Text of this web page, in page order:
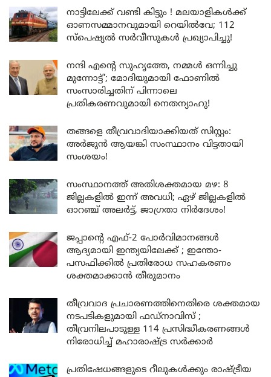
നാട്ടിലേക്ക് വണ്ടി കിട്ടും ! മലയാളികൾക്ക്
ഓണസമ്മാനവുമായി റെയിൽവേ; 112
സ്പെഷ്യൽ സർവീസുകൾ പ്രഖ്യാപിച്ചു!
നന്ദി എൻ്റെ സുഹൃത്തേ, നമ്മൾ ഒന്നിച്ചു
മുന്നോട്ട്’; മോദിയുമായി ഫോണിൽ
സംസാരിച്ചതിന് പിന്നാലെ
പ്രതികരണവുമായി നെതന്യാഹു!
തങ്ങളെ തീവ്രവാദിയാക്കിയത് സിസ്റ്റം:
അർജുൻ ആയങ്കി സംസ്ഥാനം വിട്ടതായി
സംശയം!
സംസ്ഥാനത്ത് അതിശക്തമായ മഴ: 8
ജില്ലകളിൽ ഇന്ന് അവധി; ഏഴ് ജില്ലകളിൽ
ഓറഞ്ച് അലർട്ട്, ജാഗ്രതാ നിർദേശം!
ജപ്പാന്റെ എഫ്-2 പോർവിമാനങ്ങൾ
ആദ്യമായി ഇന്ത്യയിലേക്ക് ; ഇന്തോ-
പസഫിക്കിൽ പ്രതിരോധ സഹകരണം
ശക്തമാക്കാൻ തീരുമാനം
തീവ്രവാദ പ്രചാരണത്തിനെതിരെ ശക്തമായ
നടപടികളുമായി ഫഡ്നാവിസ് ;
തീവ്രനിലപാടുള്ള 114 പ്രസിദ്ധീകരണങ്ങൾ
നിരോധിച്ച് മഹാരാഷ്ട്ര സർക്കാർ
പ്രതിഷേധങ്ങളുടെ റീലുകൾക്കും രാഷ്ട്രീയ